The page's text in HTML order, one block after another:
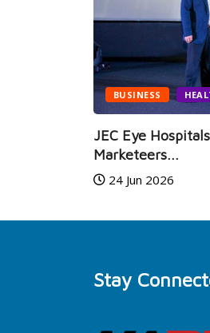
BUSINESS
JEC Eye
Marketeers...
24 Jun 2026
Stay